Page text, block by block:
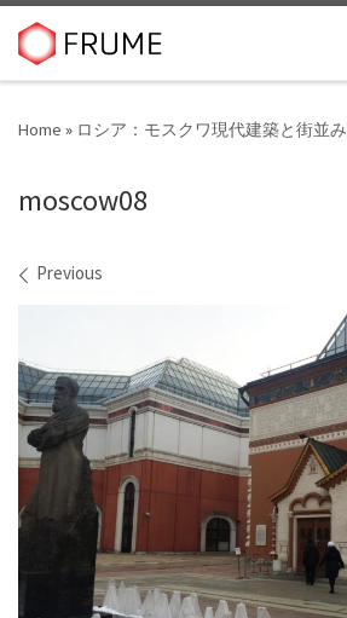
Skip to content
Home » ロシア：モスクワ現代建築と街並み
moscow08
Images navigation
Previous